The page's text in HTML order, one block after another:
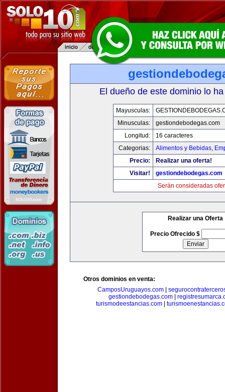
El dueño de este dominio lo
Mayusculas:
Minusculas:
gestiondebodegas.com
Longitud:
16 caracteres
Categorias:
Alimentos y Bebidas,
Precio:
Realizar una oferta!
Visitar!
gestiondebodegas.com
Serán consideradas
Realizar una Oferta
Precio Ofrecido $
Otros dominios en venta:
CamposUruguayos.com|
gestiondebodegas.com|
turismodeestancias.com